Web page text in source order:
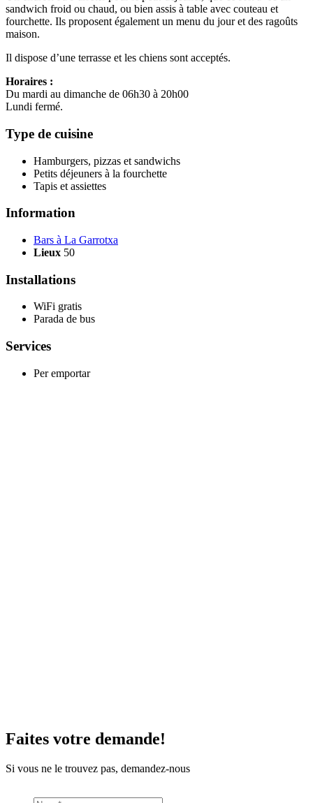
sandwich froid ou chaud, ou bien assis à table avec couteau et
fourchette. Ils proposent également un menu du jour et des ragoûts
maison.
Il dispose d’une terrasse et les chiens sont acceptés.
Horaires :
Du mardi au dimanche de 06h30 à 20h00
Lundi fermé.
Type de cuisine
Hamburgers, pizzas et sandwichs
Petits déjeuners à la fourchette
Tapis et assiettes
Information
Bars à La Garrotxa
Lieux 50
Installations
WiFi gratis
Parada de bus
Services
Per emportar
Faites votre demande!
Si vous ne le trouvez pas, demandez-nous